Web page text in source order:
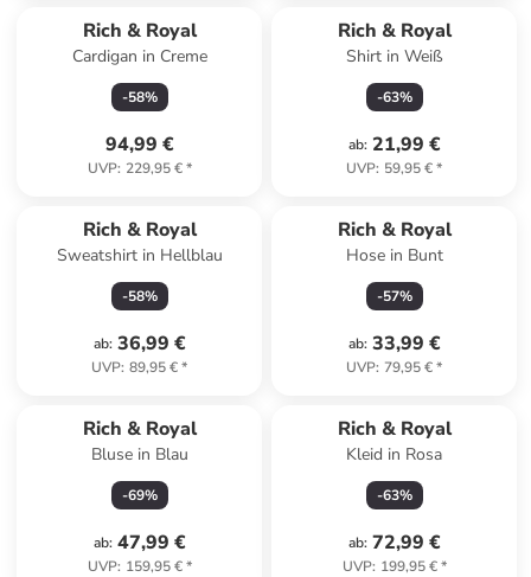
Rich & Royal
Cardigan in Creme
-58%
94,99 €
UVP: 229,95 €*
Rich & Royal
Shirt in Weiß
-63%
ab: 21,99 €
UVP: 59,95 €*
Rich & Royal
Sweatshirt in Hellblau
-58%
ab: 36,99 €
UVP: 89,95 €*
Rich & Royal
Hose in Bunt
-57%
ab: 33,99 €
UVP: 79,95 €*
Rich & Royal
Bluse in Blau
-69%
ab: 47,99 €
UVP: 159,95 €*
Rich & Royal
Kleid in Rosa
-63%
ab: 72,99 €
UVP: 199,95 €*